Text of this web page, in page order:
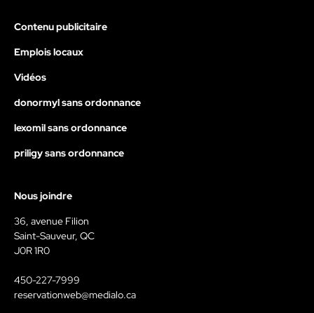
Contenu publicitaire
Emplois locaux
Vidéos
donormyl sans ordonnance
lexomil sans ordonnance
priligy sans ordonnance
Nous joindre
36, avenue Filion
Saint-Sauveur, QC
J0R 1R0
450-227-7999
reservationweb@medialo.ca